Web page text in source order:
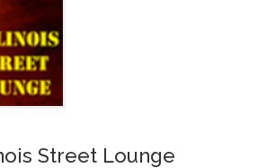
Street Lounge